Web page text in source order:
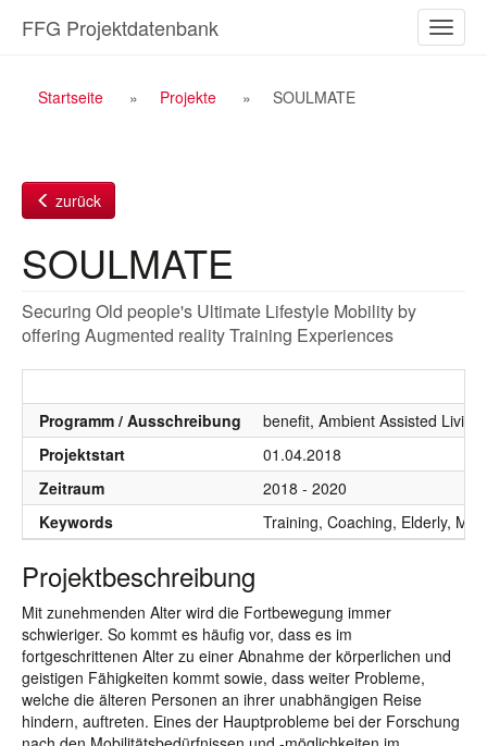
Inhalt
ein-/
FFG Projektdatenbank
Breadcrumb
Startseite Projekte SOULMATE
zurück
SOULMATE
Securing Old people's Ultimate Lifestyle Mobility by
offering Augmented reality Training Experiences
Programm / Ausschreibung
benefit, Ambient Assisted
Projektstart
01.04.2018
Zeitraum
2018 - 2020
Keywords
Training, Coaching, Elderly,
Projektbeschreibung
Mit zunehmenden Alter wird die Fortbewegung immer
schwieriger. So kommt es häufig vor, dass es im
fortgeschrittenen Alter zu einer Abnahme der körperlichen und
geistigen Fähigkeiten kommt sowie, dass weiter Probleme,
welche die älteren Personen an ihrer unabhängigen Reise
hindern, auftreten. Eines der Hauptprobleme bei der Forschung